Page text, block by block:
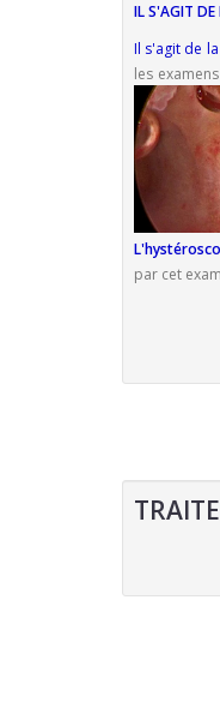
IL S'AGIT DE
Il s'agit de
les
par cet